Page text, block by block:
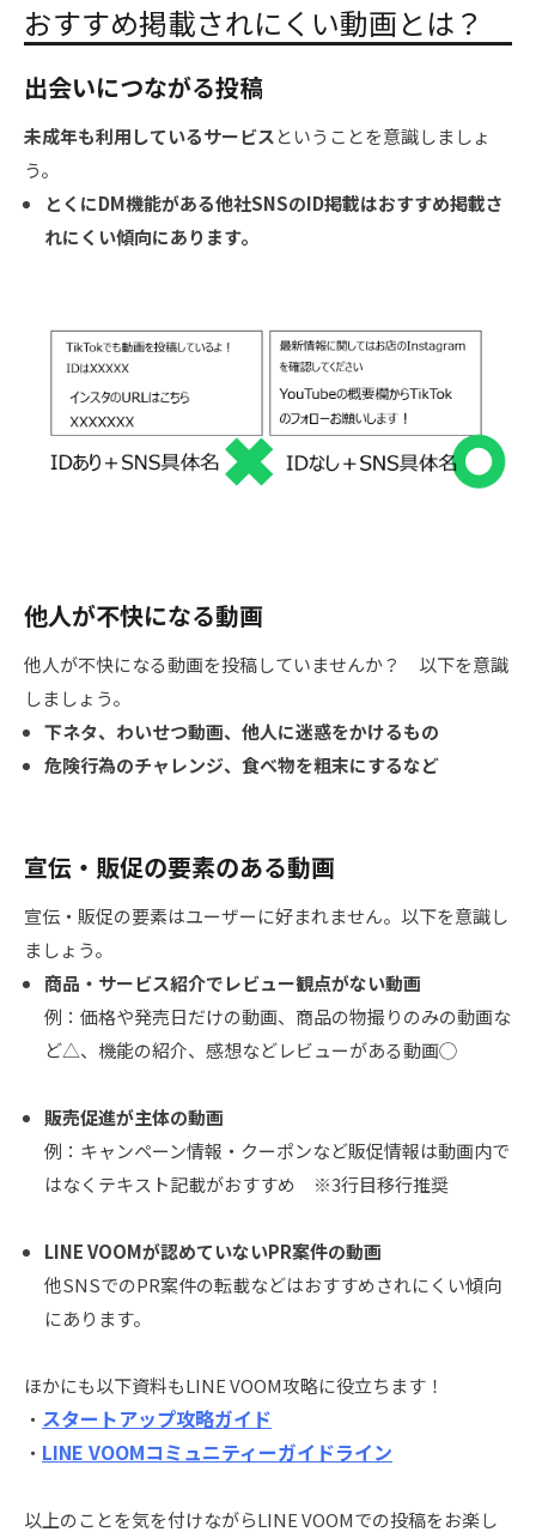
おすすめ掲載されにくい動画とは？
出会いにつながる投稿
未成年も利用しているサービスということを意識しましょ
う。
とくにDM機能がある他社SNSのID掲載はおすすめ掲載さ
れにくい傾向にあります。
他人が不快になる動画
他人が不快になる動画を投稿していませんか？ 以下を意識
しましょう。
下ネタ、わいせつ動画、他人に迷惑をかけるもの
危険行為のチャレンジ、食べ物を粗末にするなど
宣伝・販促の要素のある動画
宣伝・販促の要素はユーザーに好まれません。以下を意識し
ましょう。
商品・サービス紹介でレビュー観点がない動画
例：価格や発売日だけの動画、商品の物撮りのみの動画な
ど△、機能の紹介、感想などレビューがある動画◯
販売促進が主体の動画
例：キャンペーン情報・クーポンなど販促情報は動画内で
はなくテキスト記載がおすすめ ※3行目移行推奨
LINE VOOMが認めていないPR案件の動画
他SNSでのPR案件の転載などはおすすめされにくい傾向
にあります。
ほかにも以下資料もLINE VOOM攻略に役立ちます！
・ スタートアップ攻略ガイド
・ LINE VOOMコミュニティーガイドライン
以上のことを気を付けながらLINE VOOMでの投稿をお楽し